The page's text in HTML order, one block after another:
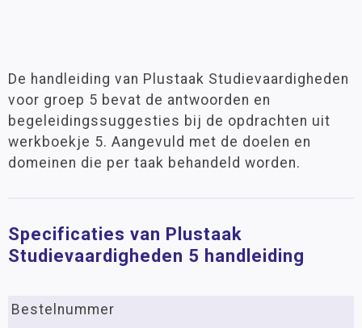
De handleiding van Plustaak Studievaardigheden
voor groep 5 bevat de antwoorden en
begeleidingssuggesties bij de opdrachten uit
werkboekje 5. Aangevuld met de doelen en
domeinen die per taak behandeld worden.
Specificaties van Plustaak
Studievaardigheden 5 handleiding
Bestelnummer